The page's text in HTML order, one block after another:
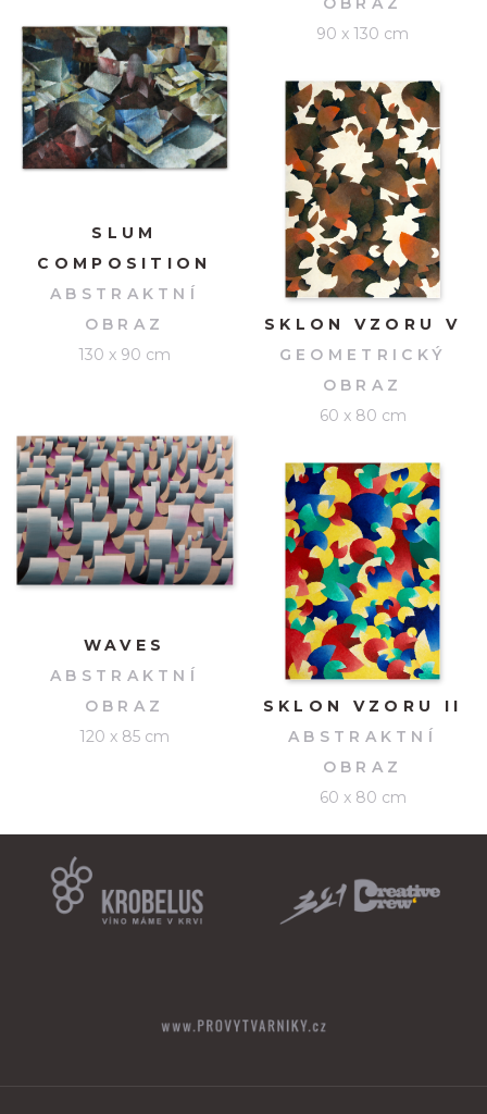
SLUM
COMPOSITION
ABSTRAKTNÍ
OBRAZ
130 x 90 cm
WAVES
ABSTRAKTNÍ
OBRAZ
120 x 85 cm
90 x 130 cm
SKLON VZORU V
GEOMETRICKÝ
OBRAZ
60 x 80 cm
SKLON VZORU II
ABSTRAKTNÍ
OBRAZ
60 x 80 cm